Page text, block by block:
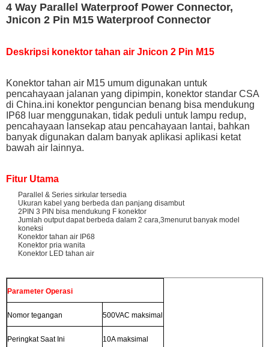
4 Way Parallel Waterproof Power Connector,
Jnicon 2 Pin M15 Waterproof Connector
Deskripsi konektor tahan air Jnicon 2 Pin M15
Konektor tahan air M15 umum digunakan untuk
pencahayaan jalanan yang dipimpin, konektor standar CSA
di China.ini konektor penguncian benang bisa mendukung
IP68 luar menggunakan, tidak peduli untuk lampu redup,
pencahayaan lansekap atau pencahayaan lantai, bahkan
banyak digunakan dalam banyak aplikasi aplikasi ketat
bawah air lainnya.
Fitur Utama
Parallel & Series sirkular tersedia
Ukuran kabel yang berbeda dan panjang disambut
2PIN 3 PIN bisa mendukung F konektor
Jumlah output dapat berbeda dalam 2 cara,3menurut banyak model
koneksi
Konektor tahan air IP68
Konektor pria wanita
Konektor LED tahan air
Parameter Operasi
Nomor tegangan 500VAC maksimal
Peringkat Saat Ini 10A maksimal